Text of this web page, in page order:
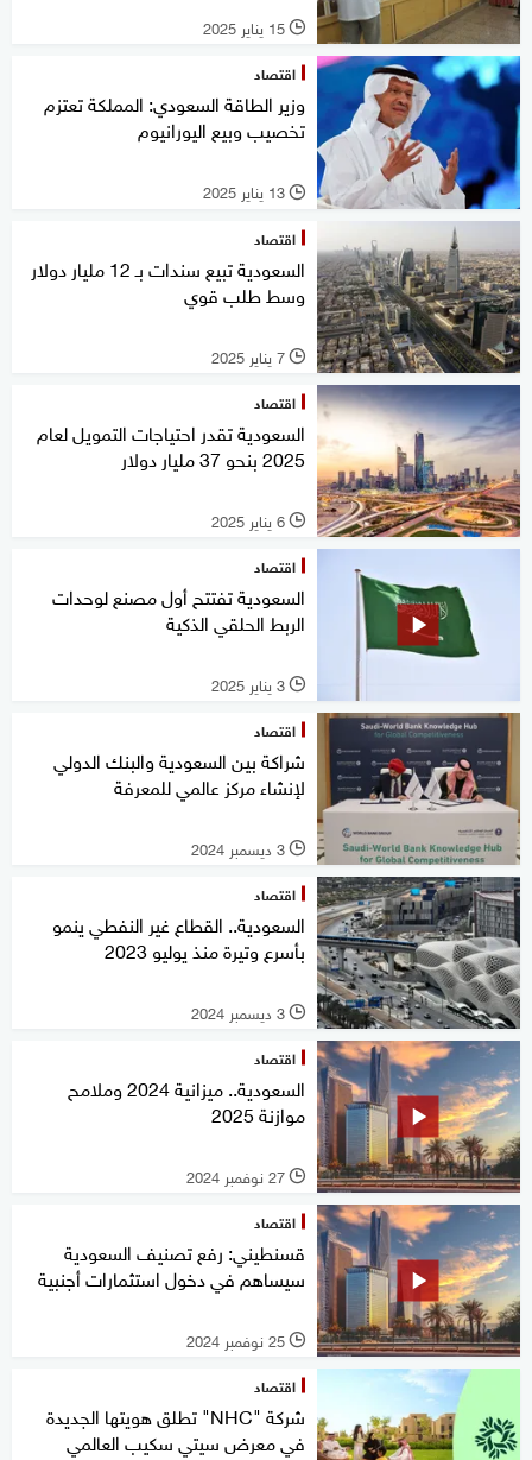
l 15 يناير 2025
اقتصاد
وزير الطاقة السعودي: المملكة تعتزم
تخصيب وبيع اليورانيوم
l 13 يناير 2025
اقتصاد
السعودية تبيع سندات بـ 12 مليار دولار
وسط طلب قوي
l 7 يناير 2025
اقتصاد
السعودية تقدر احتياجات التمويل لعام
2025 بنحو 37 مليار دولار
l 6 يناير 2025
اقتصاد
السعودية تفتتح أول مصنع لوحدات
الربط الحلقي الذكية
l 3 يناير 2025
اقتصاد
شراكة بين السعودية والبنك الدولي
لإنشاء مركز عالمي للمعرفة
l 3 ديسمبر 2024
اقتصاد
السعودية.. القطاع غير النفطي ينمو
بأسرع وتيرة منذ يوليو 2023
l 3 ديسمبر 2024
اقتصاد
السعودية.. ميزانية 2024 وملامح
موازنة 2025
l 27 نوفمبر 2024
اقتصاد
قسنطيني: رفع تصنيف السعودية
سيساهم في دخول استثمارات أجنبية
l 25 نوفمبر 2024
اقتصاد
شركة "NHC" تطلق هويتها الجديدة
في معرض سيتي سكيب العالمي